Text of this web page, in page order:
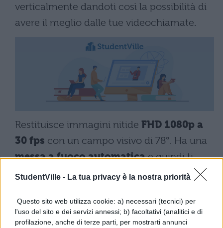
StudentVille - La tua privacy è la nostra priorità
Questo sito web utilizza cookie: a) necessari (tecnici) per
l'uso del sito e dei servizi annessi; b) facoltativi (analitici e di
profilazione, anche di terze parti, per mostrarti annunci
verticalmente dandoti così la possibilità di
avere il meglio dalle tue videochiamate.
Restituisce immagini nitide FHD 1080p a
30 fps con un campo visivo di 78°. Ha una
messa a fuoco automaticae quindi ti
permette di essere inquadrato sempre al
una correzione dell’illuminazione così che,
a prescindere dall’ambiente in cui sei,